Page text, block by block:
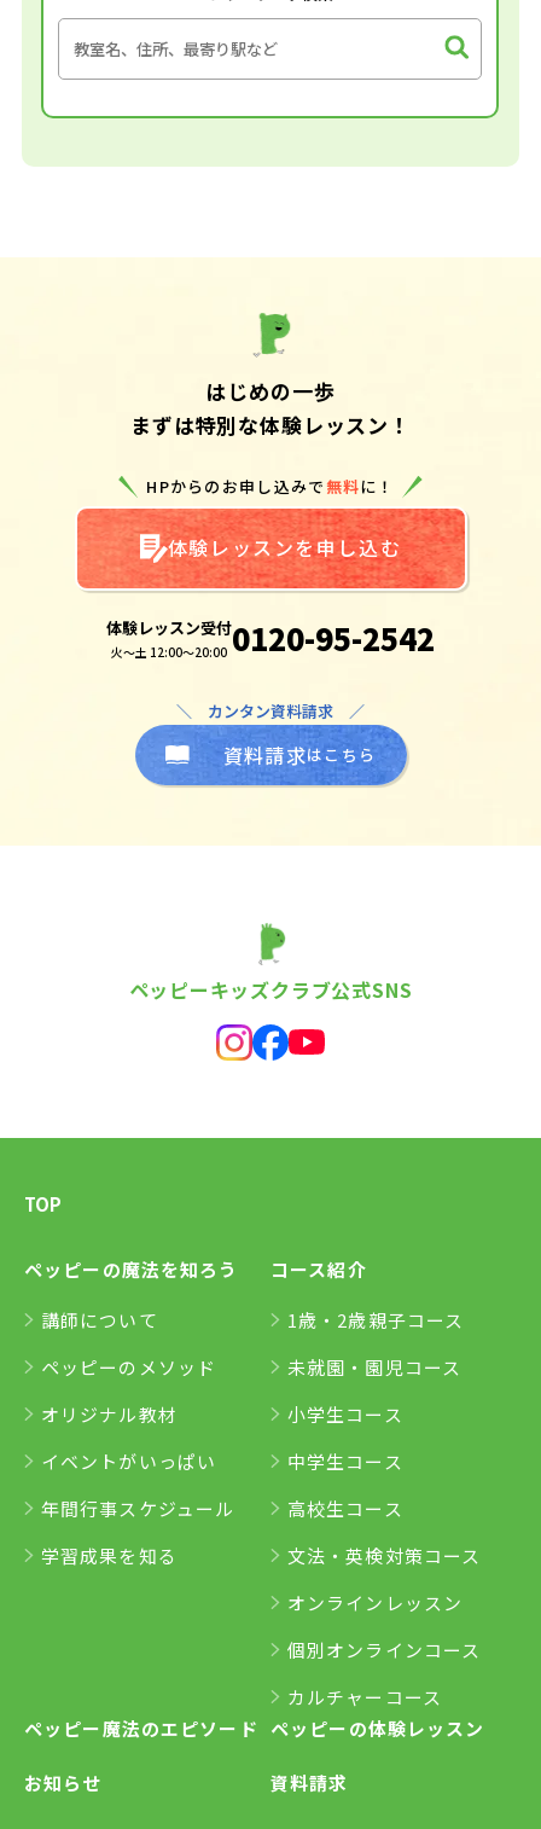
はじめの一歩
まずは特別な体験レッスン！
HPからのお申し込みで無料に！
体験レッスンを申し込む
体験レッスン受付
火～土 12:00～20:00 0120-95-2542
＼ カンタン資料請求 ／
資料請求はこちら
ペッピーキッズクラブ公式SNS
TOP
ペッピーの魔法を知ろう
講師について
ペッピーのメソッド
オリジナル教材
イベントがいっぱい
年間行事スケジュール
学習成果を知る
コース紹介
1歳・2歳親子コース
未就園・園児コース
小学生コース
中学生コース
高校生コース
文法・英検対策コース
オンラインレッスン
個別オンラインコース
カルチャーコース
ペッピー魔法のエピソード
お知らせ
ペッピーの体験レッスン
資料請求